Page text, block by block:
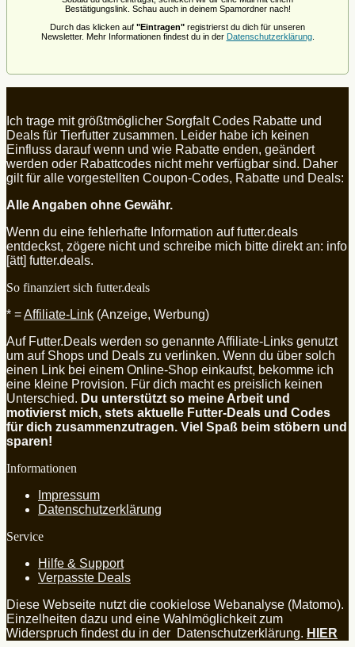
Bestätigungslink. Schau auch in deinem Spamordner nach!
Durch das klicken auf "Eintragen" registrierst du dich für unseren
Newsletter. Mehr Informationen findest du in der Datenschutzerklärung.
Ich trage mit größtmöglicher Sorgfalt Codes Rabatte und
Deals für Tierfutter zusammen. Leider habe ich keinen
Einfluss darauf wenn und wie Rabatte enden, geändert
werden oder Rabattcodes nicht mehr verfügbar sind. Daher
gilt für alle vorgestellten Coupon-Codes, Rabatte und Deals:
Alle Angaben ohne Gewähr.
Wenn du eine fehlerhafte Information auf futter.deals
entdeckst, zögere nicht und schreibe mich bitte direkt an: info
[ätt] futter.deals.
So finanziert sich futter.deals
* =Affiliate-Link (Anzeige, Werbung)
Auf Futter.Deals werden so genannte Affiliate-Links genutzt
um auf Shops und Deals zu verlinken. Wenn du über solch
einen Link bei einem Online-Shop einkaufst, bekomme ich
eine kleine Provision. Für dich macht es preislich keinen
Unterschied. Du unterstützt so meine Arbeit und
motivierst mich, stets aktuelle Futter-Deals und Codes
für dich zusammenzutragen. Viel Spaß beim stöbern und
sparen!
Informationen
Impressum
Datenschutzerklärung
Service
Hilfe & Support
Verpasste Deals
Diese Webseite nutzt die cookielose Webanalyse (Matomo).
Einzelheiten dazu und eine Wahlmöglichkeit zum
Widerspruch findest du in der Datenschutzerklärung. HIER